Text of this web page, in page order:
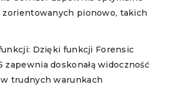
pionowo, takich
Dzięki funkcji Forensic
zapewnia doskonałą widoczność
trudnych warunkach